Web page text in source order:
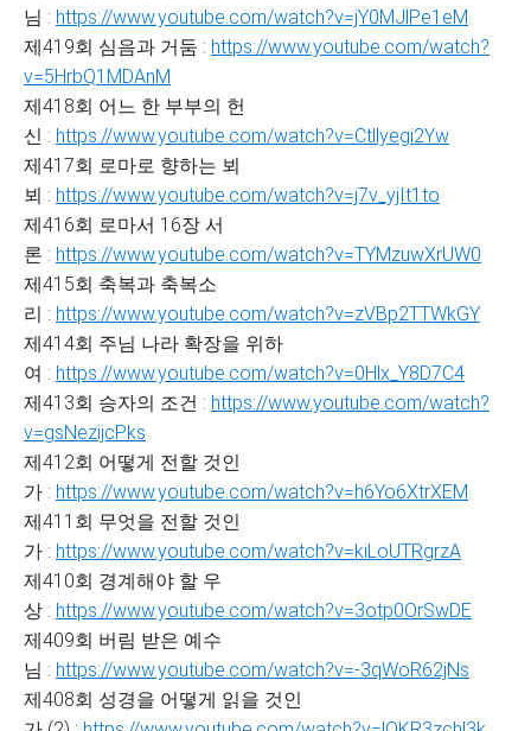
님 : https://www.youtube.com/watch?v=jY0MJlPe1eM
제419회 심음과 거둠 : https://www.youtube.com/watch?
v=5HrbQ1MDAnM
제418회 어느 한 부부의 헌
신 : https://www.youtube.com/watch?v=Ctllyegi2Yw
제417회 로마로 향하는 뵈
뵈 : https://www.youtube.com/watch?v=j7v_yjIt1to
제416회 로마서 16장 서
론 : https://www.youtube.com/watch?v=TYMzuwXrUW0
제415회 축복과 축복소
리 : https://www.youtube.com/watch?v=zVBp2TTWkGY
제414회 주님 나라 확장을 위하
여 : https://www.youtube.com/watch?v=0Hlx_Y8D7C4
제413회 승자의 조건 : https://www.youtube.com/watch?
v=gsNezijcPks
제412회 어떻게 전할 것인
가 : https://www.youtube.com/watch?v=h6Yo6XtrXEM
제411회 무엇을 전할 것인
가 : https://www.youtube.com/watch?v=kiLoUTRgrzA
제410회 경계해야 할 우
상 : https://www.youtube.com/watch?v=3otp0OrSwDE
제409회 버림 받은 예수
님 : https://www.youtube.com/watch?v=-3qWoR62jNs
제408회 성경을 어떻게 읽을 것인